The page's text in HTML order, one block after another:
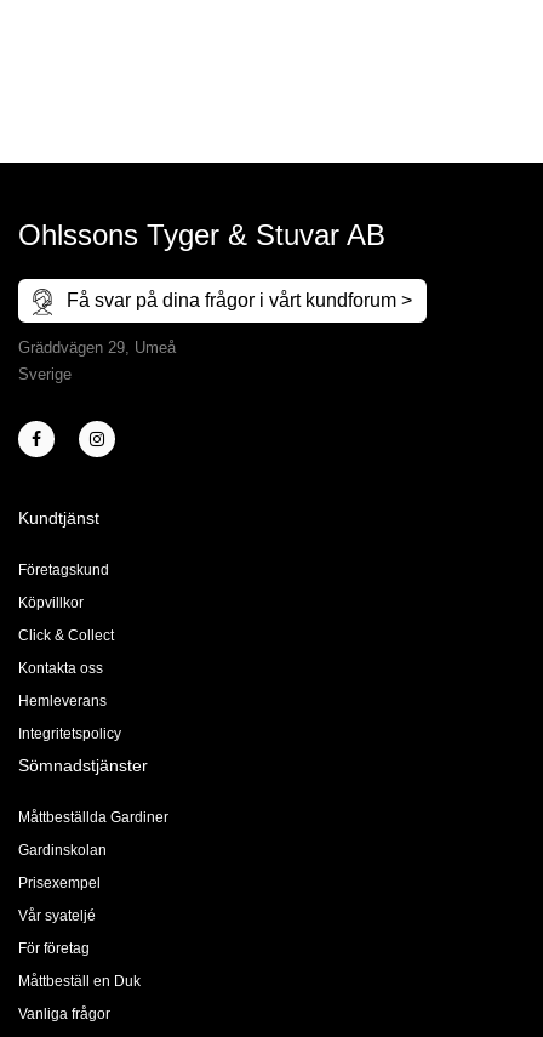
Ohlssons Tyger & Stuvar AB
Få svar på dina frågor i vårt kundforum >
Gräddvägen 29, Umeå
Sverige
Kundtjänst
Företagskund
Köpvillkor
Click & Collect
Kontakta oss
Hemleverans
Integritetspolicy
Sömnadstjänster
Måttbeställda Gardiner
Gardinskolan
Prisexempel
Vår syateljé
För företag
Måttbeställ en Duk
Vanliga frågor